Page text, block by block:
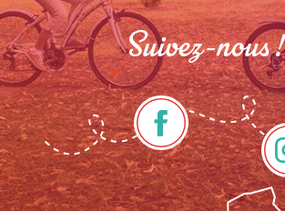
Suivez-nous !